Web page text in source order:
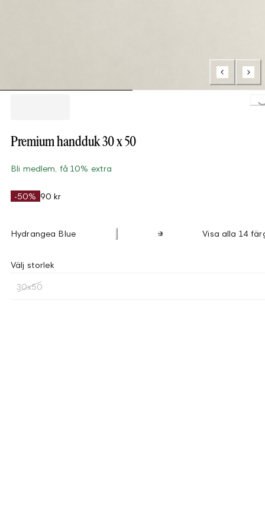
Premium handduk 30 x 50
Bli medlem, få 10% extra
-50% 90 kr
Hydrangea Blue Visa alla 14
Välj storlek
30x50